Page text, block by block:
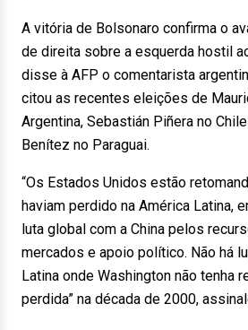
A vitória de Bolsonaro confirma o
de direita sobre a esquerda hostil
disse à AFP o comentarista
citou as recentes eleições de
Argentina, Sebastián Piñera no
Benítez no Paraguai.
“Os Estados Unidos estão
haviam perdido na América Latina,
luta global com a China pelos
mercados e apoio político. Não há
Latina onde Washington não tenha
perdida” na década de 2000,